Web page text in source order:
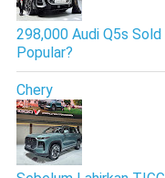
298,000 Audi Q5s
Popular?
Chery